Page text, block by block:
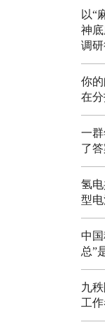
以“
神
调
你
在分
一
了
氢
型
中
总”
九
工